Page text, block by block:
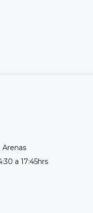
Arenas
a 17:45hrs